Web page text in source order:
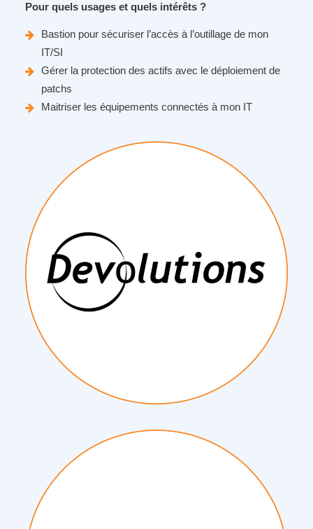
Pour quels usages et quels intérêts ?
Bastion pour sécuriser l’accès à l’outillage de mon
IT/SI
Gérer la protection des actifs avec le déploiement de
patchs
Maitriser les équipements connectés à mon IT